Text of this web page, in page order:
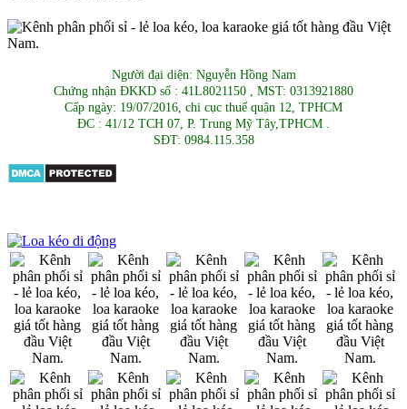
Người đại diện: Nguyễn Hồng Nam
Chứng nhận ĐKKD số : 41L8021150 , MST: 0313921880
Cấp ngày: 19/07/2016, chi cục thuế quận 12, TPHCM
ĐC : 41/12 TCH 07, P. Trung Mỹ Tây,TPHCM .
SĐT: 0984.115.358